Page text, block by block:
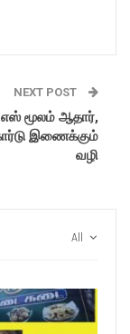
NEXT POST
மூலம் ஆதார்,
இணைக்கும்
வழி
All